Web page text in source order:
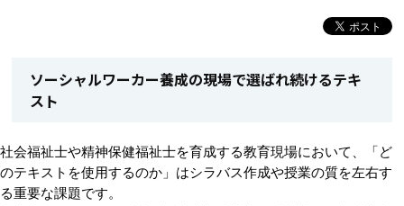
ソーシャルワーカー養成の現場で選ばれ続けるテキ
スト
社会福祉士や精神保健福祉士を育成する教育現場において、「ど
のテキストを使用するのか」はシラバス作成や授業の質を左右す
る重要な課題です。